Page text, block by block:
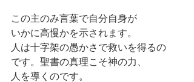
この主のみ言葉で自分自身が
いかに高慢かを示されます。
人は十字架の愚かさで救いを得るの
です。聖書の真理こそ神の力、
人を導くのです。